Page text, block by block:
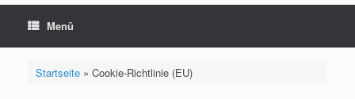
Menü
Startseite» Cookie-Richtlinie (EU)